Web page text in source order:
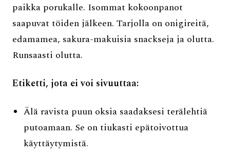
paikka porukalle. Isommat kokoonpanot
saapuvat töiden jälkeen. Tarjolla on onigireitä,
edamamea, sakura-makuisia snackseja ja olutta.
Runsaasti olutta.
Etiketti, jota ei voi sivuuttaa:
Älä ravista puun oksia saadaksesi terälehtiä
putoamaan. Se on tiukasti epätoivottua
käyttäytymistä.